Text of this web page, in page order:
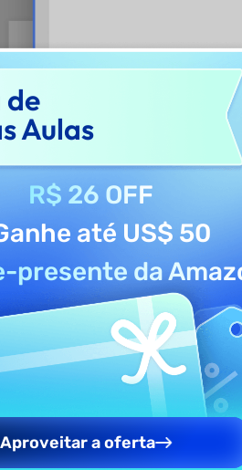
precisa clicar no ícone " Teclado
Aulas
R$ 26 OFF
até US$ 50
presente da
Aproveitar a oferta